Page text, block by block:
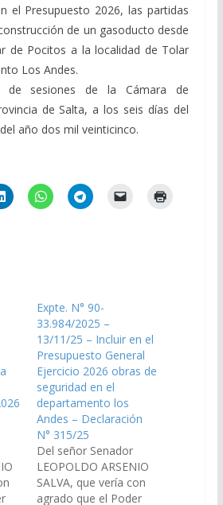
el Presupuesto 2026, las partidas
de un gasoducto desde
de Pocitos a la localidad de Tolar
Los Andes.
sesiones de la Cámara de
de Salta, a los seis días del
año dos mil veinticinco.
Expte. N° 90-
33.984/2025 –
13/11/25 – Incluir en el
Presupuesto General
Ejercicio 2026 obras de
seguridad en el
departamento los
Andes – Declaración
N° 315/25
Del señor Senador
LEOPOLDO ARSENIO
SALVA, que vería con
agrado que el Poder